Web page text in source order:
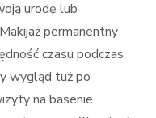
urodę lub
permanentny
czasu podczas
wygląd tuż po
na basenie.